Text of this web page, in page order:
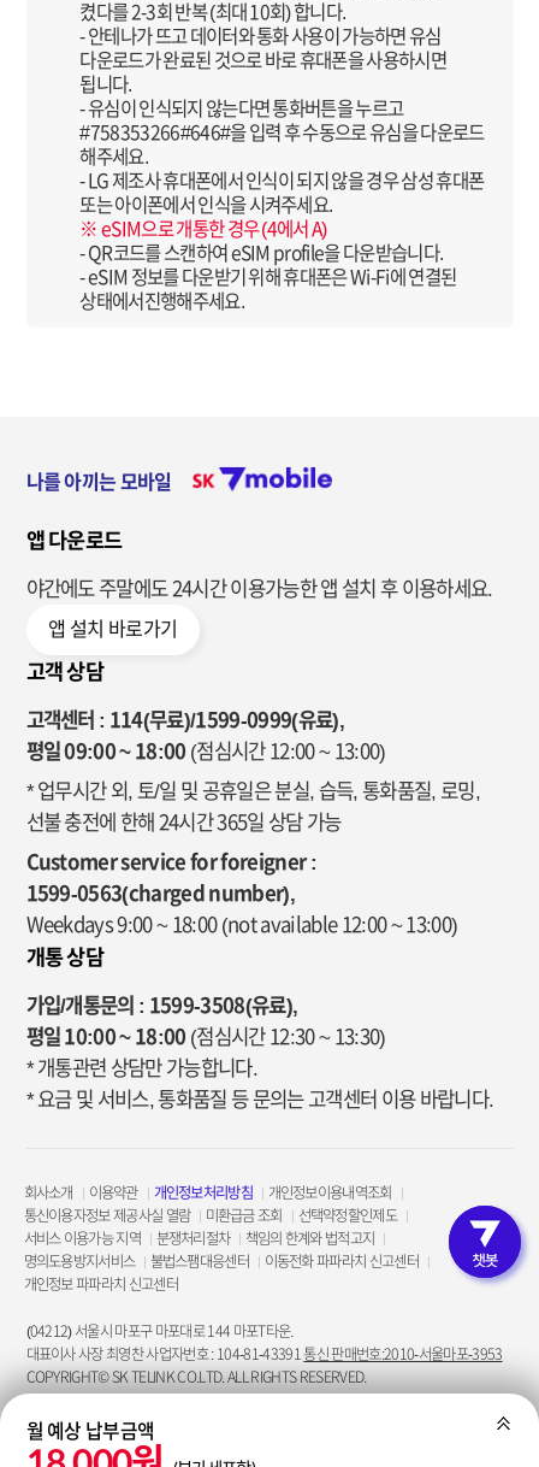
고객인증
켰다를 2-3회 반복 (최대 10회) 합니다.
- 안테나가 뜨고 데이터와 통화 사용이 가능하면 유심
다운로드가 완료된 것으로 바로 휴대폰을 사용하시면
됩니다.
- 유심이 인식되지 않는다면 통화버튼을 누르고
#758353266#646#을 입력 후 수동으로 유심을 다운로드
해주세요.
- LG 제조사 휴대폰에서 인식이 되지 않을 경우 삼성 휴대폰
또는 아이폰에서 인식을 시켜주세요.
※ eSIM으로 개통한 경우 (4에서 A)
- QR코드를 스캔하여 eSIM profile을 다운받습니다.
- eSIM 정보를 다운받기 위해 휴대폰은 Wi-Fi에 연결된
상태에서진행해주세요.
펼치
월 예상 납부금액
나를 아끼는 모바일
앱 다운로드
야간에도 주말에도 24시간 이용가능한앱 설치 후 이용하세요.
앱 설치 바로가기
고객 상담
고객센터 : 114(무료)/1599-0999(유료),
평일 09:00 ~ 18:00 (점심시간 12:00 ~ 13:00)
* 업무시간 외, 토/일 및 공휴일은 분실, 습득, 통화품질, 로밍,
선불 충전에 한해 24시간 365일 상담 가능
Customer service for foreigner :
1599-0563(charged number),
Weekdays 9:00 ~ 18:00 (not available 12:00 ~ 13:00)
개통 상담
가입/개통문의 : 1599-3508(유료),
평일 10:00 ~ 18:00 (점심시간 12:30 ~ 13:30)
* 개통관련 상담만 가능합니다.
* 요금 및 서비스, 통화품질 등 문의는 고객센터 이용 바랍니다.
회사소개 이용약관 개인정보처리방침
개인정보이용내역조회
통신이용자정보 제공사실 열람
미환급금 조회
선택약정할인제도
서비스 이용가능 지역
분쟁처리절차
책임의 한계와 법적고지
명의도용방지서비스
불법스팸대응센터
이동전화 파파라치 신고센터
개인정보 파파라치 신고센터
(04212) 서울시 마포구 마포대로 144 마포T타운.
대표이사 사장 최영찬 사업자번호 : 104-81-43391통신 판매번호:2010-서울마포-3953
COPYRIGHT© SK TELINK CO.LTD. ALL RIGHTS RESERVED.